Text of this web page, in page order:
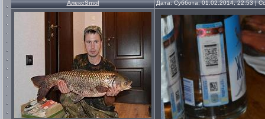
АлексSmol Дата: Суббота, 01.02.2014, 22:53 |